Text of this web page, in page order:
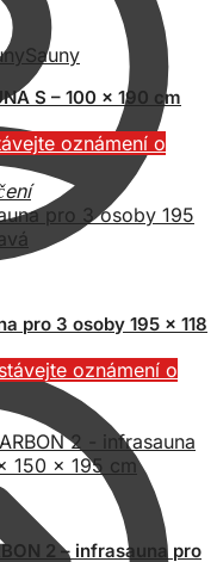
Sauny
S – 100 x 190 cm
oznámení o
pro 3 osoby 195 x 118
oznámení o
2 – infrasauna pro